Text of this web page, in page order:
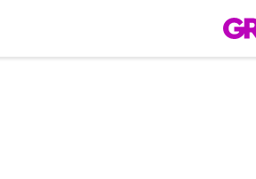
América do Sul